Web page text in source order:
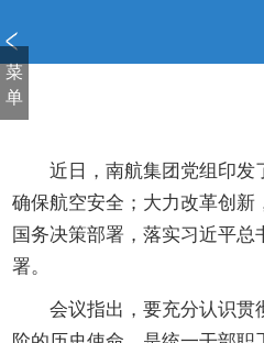
菜
单
近日，南航集团党组印发了
确保航空安全；大力改革创新
国务决策部署，落实习近平
署。
会议指出，要充分认识贯彻
窗
口
打
开
碍
说
明
页